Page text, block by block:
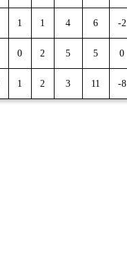
1 1 4 6 -2
0 2 5 5 0
1 2 3 11 -8